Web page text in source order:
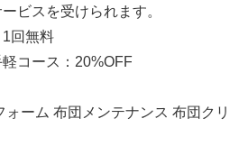
ビスを受けられます。
1回無料
軽コース：20%OFF
ーム 布団メンテナンス 布団クリ